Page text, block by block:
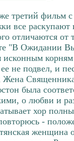
третий фильм
все раскупают
отличаются от
"В Ожидании
исконным
ее не подвел, и
Жена
была
о любви и
хор
-
женщина